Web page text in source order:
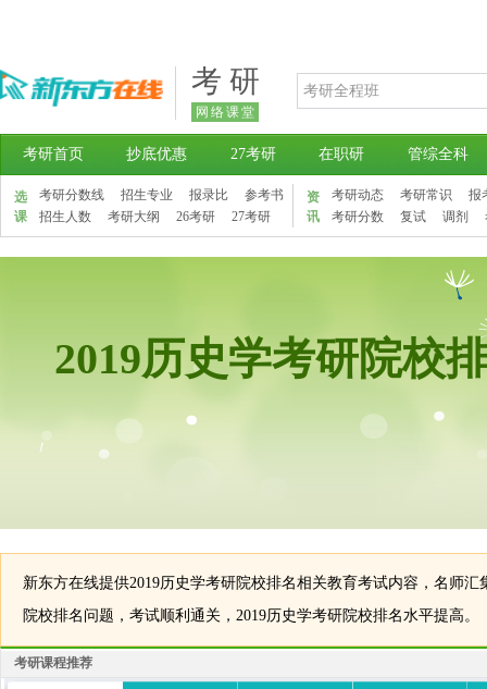
考 研
网络课堂
考研首页 抄底优惠 27考研 在职研 管综全科
选
课
考研分数线 招生专业 报录比
参考书
招生人数
考研大纲 26考研 27考研
资
讯
考研动态 考研常识
报
考研分数
复试 调剂
2019历史学考研院校
新东方在线提供2019历史学考研院校排名相关教育考试内容，名师汇
院校排名问题，考试顺利通关，2019历史学考研院校排名水平提高。
考研课程推荐